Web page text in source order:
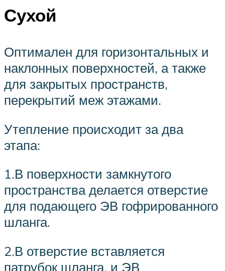
Сухой
Оптимален для горизонтальных и
наклонных поверхностей, а также
для закрытых пространств,
перекрытий меж этажами.
Утепление происходит за два
этапа:
1.В поверхности замкнутого
пространства делается отверстие
для подающего ЭВ гофрированного
шланга.
2.В отверстие вставляется
патрубок шланга, и ЭВ